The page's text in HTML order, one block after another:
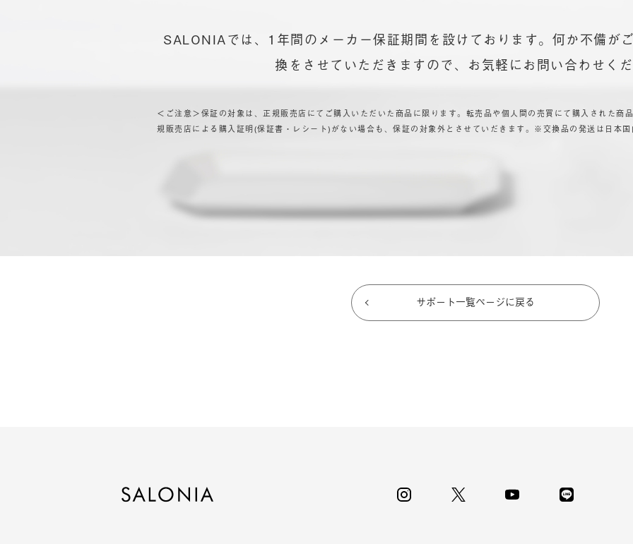
SALONIAでは、1年間のメーカー保証期間を設けております。何か不備が
換をさせていただきますので、お気軽にお問い合わせく
＜ご注意＞保証の対象は、正規販売店にてご購入いただいた商品に限ります。転売品や個人間の売買にて購入された商
規販売店による購入証明(保証書・レシート)がない場合も、保証の対象外とさせていだきます。※交換品の発送は日本
サポート一覧ページに戻る